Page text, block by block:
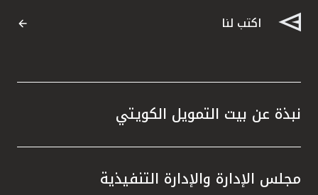
اكتب لنا
نبذة عن بيت التمويل الكويتي
مجلس الإدارة والإدارة التنفيذية